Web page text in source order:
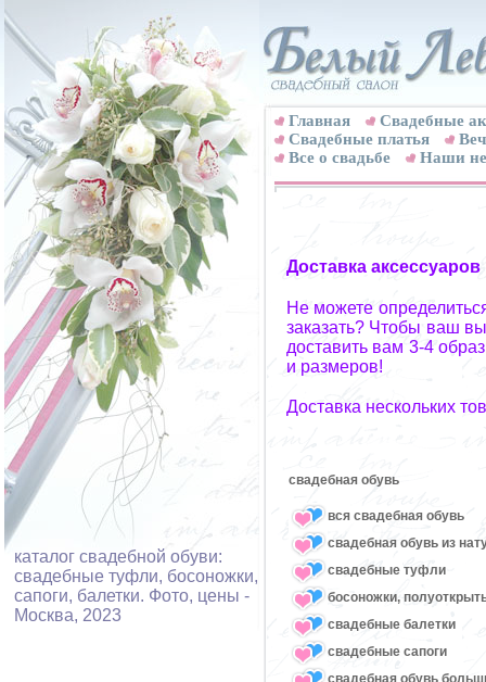
каталог свадебной обуви:
свадебные туфли, босоножки,
сапоги, балетки. Фото, цены -
Москва, 2023
Главная
Свадебные
Cвадебные платья
Все о свадьбе
Наши
Доставка
Не можете
заказать? Чтобы ваш
доставить вам 3-4
и размеров!
Доставка нескольких
свадебная обувь
вся свадебная обувь
cвадебная обувь из
cвадебные туфли
босоножки,
cвадебные балетки
cвадебные сапоги
cвадебная обувь